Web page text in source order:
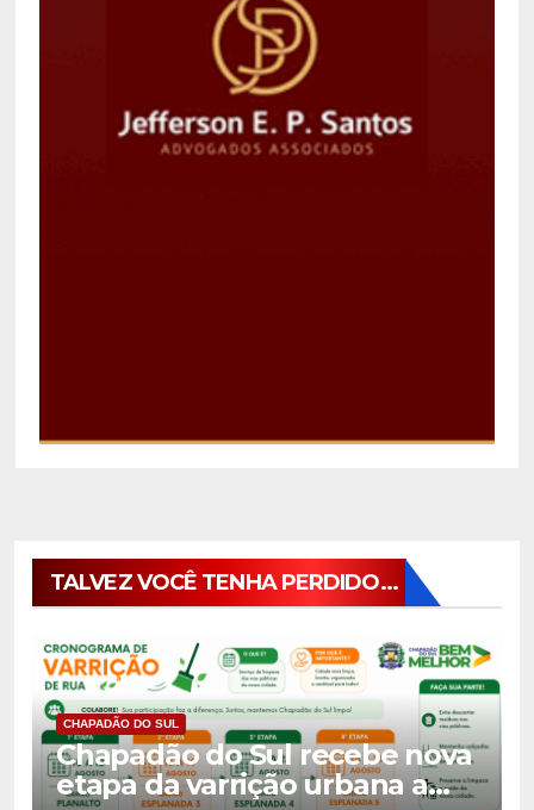
TALVEZ VOCÊ TENHA PERDIDO...
CHAPADÃO DO SUL
Chapadão do Sul recebe nova
etapa da varrição urbana a